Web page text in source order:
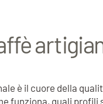
è il cuore della
funziona, quali